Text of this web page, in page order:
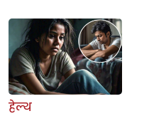
हेल्थ